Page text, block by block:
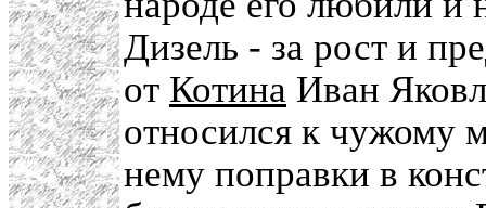
Дизель - за рост и
от Котина Иван
относился к чужому
нему поправки в